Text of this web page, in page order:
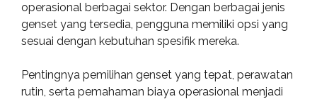
operasional berbagai sektor. Dengan berbagai jenis
genset yang tersedia, pengguna memiliki opsi yang
sesuai dengan kebutuhan spesifik mereka.
Pentingnya pemilihan genset yang tepat, perawatan
rutin, serta pemahaman biaya operasional menjadi